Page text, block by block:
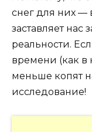
снег для них —
заставляет нас
реальности.
времени (как в
меньше копят
исследование!